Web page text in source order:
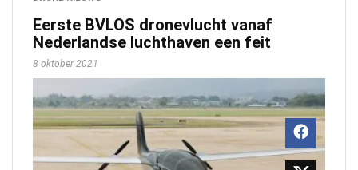
Eerste BVLOS dronevlucht vanaf
Nederlandse luchthaven een feit
8 oktober 2021